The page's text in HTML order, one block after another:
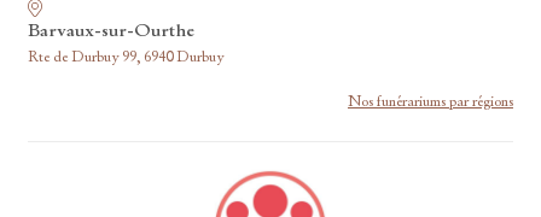
Barvaux-sur-Ourthe
Rte de Durbuy 99, 6940 Durbuy
Nos funérariums par régions